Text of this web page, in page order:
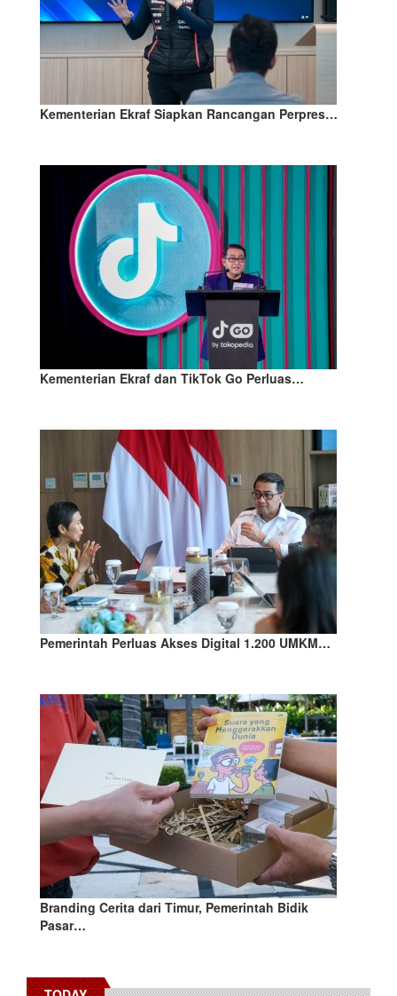
Kementerian Ekraf Siapkan Rancangan Perpres…
Kementerian Ekraf dan TikTok Go Perluas…
Pemerintah Perluas Akses Digital 1.200 UMKM…
Branding Cerita dari Timur, Pemerintah Bidik
Pasar…